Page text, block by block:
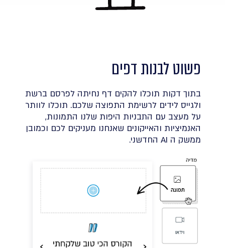
פשוט לבנות דפים
בתוך דקות תוכלו להקים דף נחיתה לפרסם ברשת
ולגייס לידים לרשימת התפוצה שלכם. תוכלו לוותר
על מעצב עם התבניות היפות שלנו התמונות,
האנמיציות והאייקונים שאנחנו מעניקים לכם וכמובן
ממשק ה AI החדשני.